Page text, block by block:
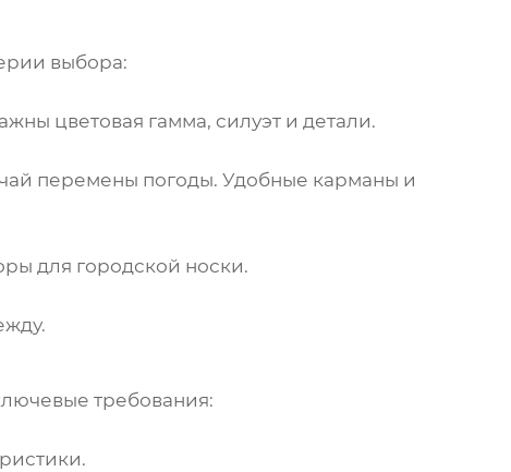
выбора:
цветовая гамма, силуэт и детали.
перемены погоды. Удобные карманы и
для городской носки.
требования: